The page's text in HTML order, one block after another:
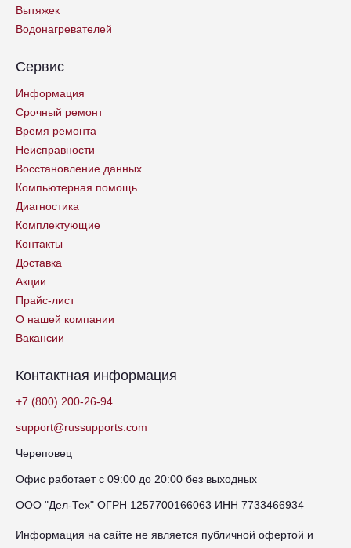
Вытяжек
Водонагревателей
Сервис
Информация
Срочный ремонт
Время ремонта
Неисправности
Восстановление данных
Компьютерная помощь
Диагностика
Комплектующие
Контакты
Доставка
Акции
Прайс-лист
О нашей компании
Вакансии
Контактная информация
+7 (800) 200-26-94
support@russupports.com
Череповец
Офис работает с 09:00 до 20:00 без выходных
ООО "Дел-Тех" ОГРН 1257700166063 ИНН 7733466934
Информация на сайте не является публичной офертой и